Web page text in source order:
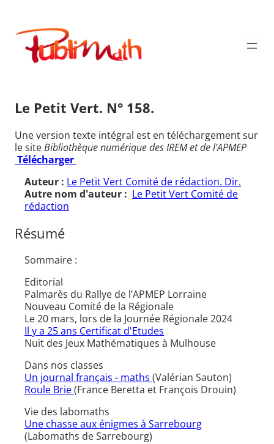
contenu
Publimath
Le Petit Vert. N° 158.
Une version texte intégral est en téléchargement sur
le siteBibliothèque numérique des IREM et de l'APMEP
Télécharger
Auteur : Le Petit Vert Comité de rédaction. Dir.
Autre nom d'auteur : Le Petit Vert Comité de
rédaction
Résumé
Sommaire :
Editorial
Palmarès du Rallye de l’APMEP Lorraine
Nouveau Comité de la Régionale
Le 20 mars, lors de la Journée Régionale 2024
Il y a 25 ans Certificat d'Etudes
Nuit des Jeux Mathématiques à Mulhouse
Dans nos classes
Un journal français - maths (Valérian Sauton)
Roule Brie(France Beretta et François Drouin)
Vie des labomaths
Une chasse aux énigmes à Sarrebourg
(Labomaths de Sarrebourg)